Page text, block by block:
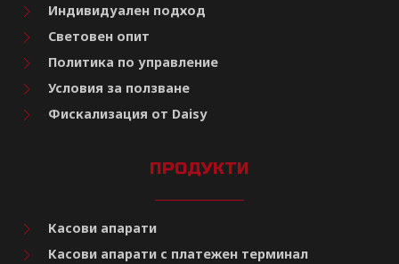
Индивидуален подход
Световен опит
Политика по управление
Условия за ползване
Фискализация от Daisy
ПРОДУКТИ
Касови апарати
Касови апарати с платежен терминал